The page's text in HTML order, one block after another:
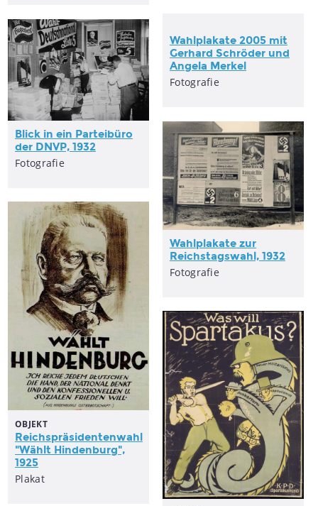
Wahlplakate 2005 mit
Gerhard Schröder und
Angela Merkel
Fotografie
Blick in ein Parteibüro
der DNVP, 1932
Fotografie
Wahlplakate zur
Reichstagswahl, 1932
Fotografie
OBJEKT
Reichspräsidentenwahl
"Wählt Hindenburg",
1925
Plakat